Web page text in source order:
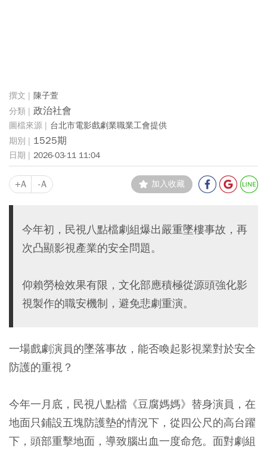
陳子萱
政治社會
台北市電影戲劇業職業工會提供
1525期
2026-03-11 11:04
+A -A 加入收藏
今年初，民視八點檔劇組爆出嚴重墜樓事故，再
次凸顯影視產業的安全問題。
仰賴勞檢效果有限，文化部應積極從源頭強化影
視製作的職安機制，避免悲劇重演。
一場戲劇演員的墜落事故，能否喚起影視業對於安全
防護的重視？
今年一月底，民視八點檔《豆腐媽媽》替身演員，在
地面只鋪設五塊防護墊的情況下，從四公尺的高台躍
下，頭部重擊地面，導致腦出血一度命危。面對劇組